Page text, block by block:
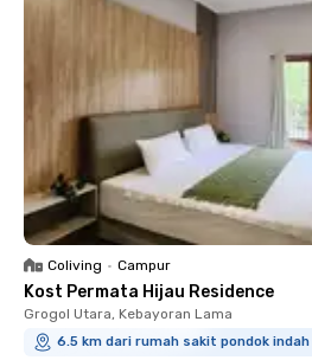
Coliving • Campur
Kost Permata Hijau Residence
Grogol Utara, Kebayoran Lama
6.5 km dari rumah sakit pondok